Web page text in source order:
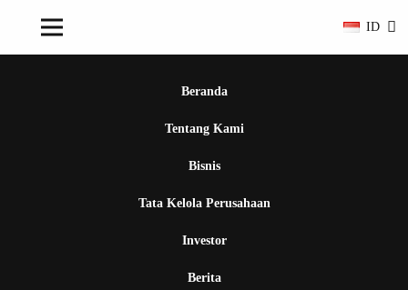
ID
Beranda
Tentang Kami
Bisnis
Tata Kelola Perusahaan
Investor
Berita